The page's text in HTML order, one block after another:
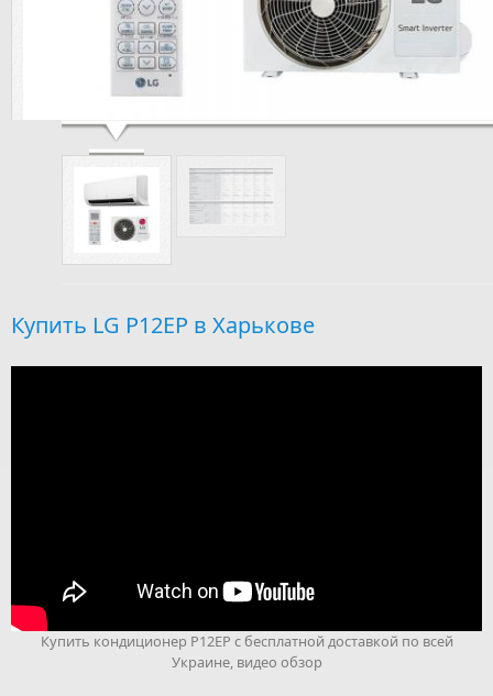
Кондиционер LG P12EP
Купить LG P12EP в Харькове
Купить кондиционер P12EP с бесплатной доставкой по всей
Украине, видео обзор